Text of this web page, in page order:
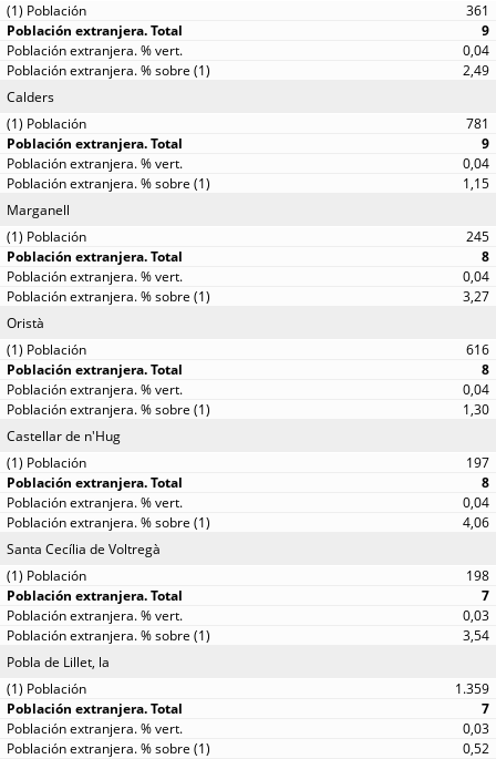
361
9
0,04
2,49
Calders
781
9
0,04
1,15
Marganell
245
8
0,04
3,27
Oristà
616
8
0,04
1,30
Castellar de n'Hug
197
8
0,04
4,06
Santa Cecília de Voltregà
198
7
0,03
3,54
Pobla de Lillet, la
1.359
7
0,03
0,52